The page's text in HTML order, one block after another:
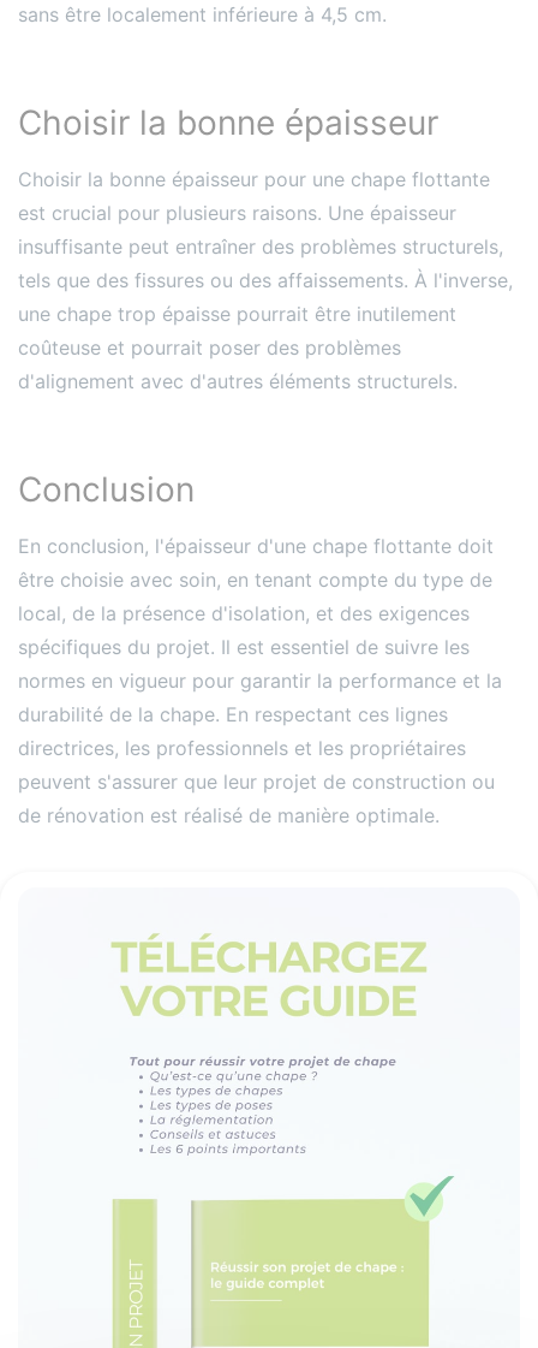
sans être localement inférieure à 4,5 cm​​.
Choisir la bonne épaisseur
Choisir la bonne épaisseur pour une chape flottante
est crucial pour plusieurs raisons. Une épaisseur
insuffisante peut entraîner des problèmes structurels,
tels que des fissures ou des affaissements. À l'inverse,
une chape trop épaisse pourrait être inutilement
coûteuse et pourrait poser des problèmes
d'alignement avec d'autres éléments structurels.
Conclusion
En conclusion, l'épaisseur d'une chape flottante doit
être choisie avec soin, en tenant compte du type de
local, de la présence d'isolation, et des exigences
spécifiques du projet. Il est essentiel de suivre les
normes en vigueur pour garantir la performance et la
durabilité de la chape. En respectant ces lignes
directrices, les professionnels et les propriétaires
peuvent s'assurer que leur projet de construction ou
de rénovation est réalisé de manière optimale.